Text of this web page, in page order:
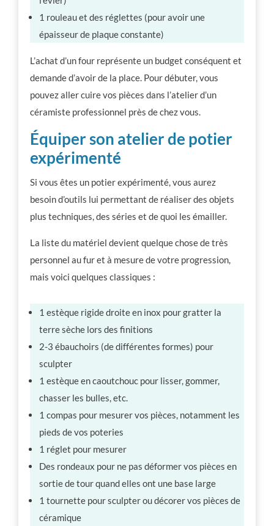
1 rouleau et des réglettes (pour avoir une
épaisseur de plaque constante)
L’achat d’un four représente un budget conséquent et
demande d’avoir de la place. Pour débuter, vous
pouvez aller cuire vos pièces dans l’atelier d’un
céramiste professionnel près de chez vous.
Équiper son atelier de potier
expérimenté
Si vous êtes un potier expérimenté, vous aurez
besoin d’outils lui permettant de réaliser des objets
plus techniques, des séries et de quoi les émailler.
La liste du matériel devient quelque chose de très
personnel au fur et à mesure de votre progression,
mais voici quelques classiques :
1 estèque rigide droite en inox pour gratter la
terre sèche lors des finitions
2-3 ébauchoirs (de différentes formes) pour
sculpter
1 estèque en caoutchouc pour lisser, gommer,
chasser les bulles, etc.
1 compas pour mesurer vos pièces, notamment les
pieds de vos poteries
1 réglet pour mesurer
Des rondeaux pour ne pas déformer vos pièces en
sortie de tour quand elles ont une base large
1 tournette pour sculpter ou décorer vos pièces de
céramique